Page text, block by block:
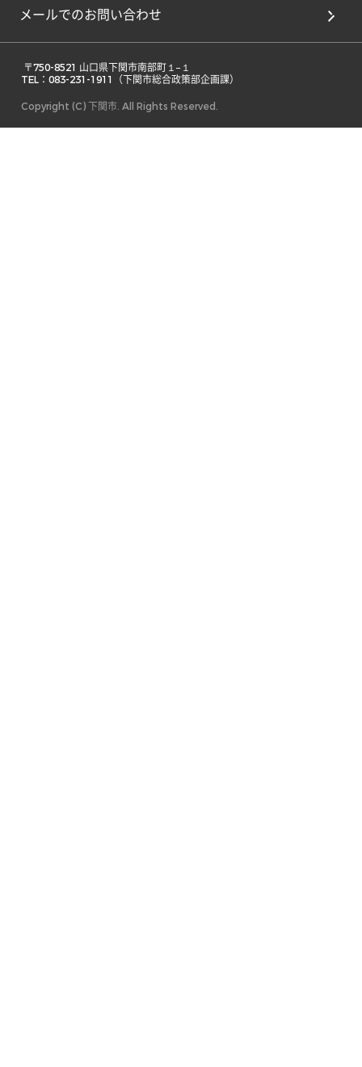
メールでのお問い合わせ
TEL：083-231-1911（下関市総合政策部企画課）
Copyright (C) 下関市. All Rights Reserved.